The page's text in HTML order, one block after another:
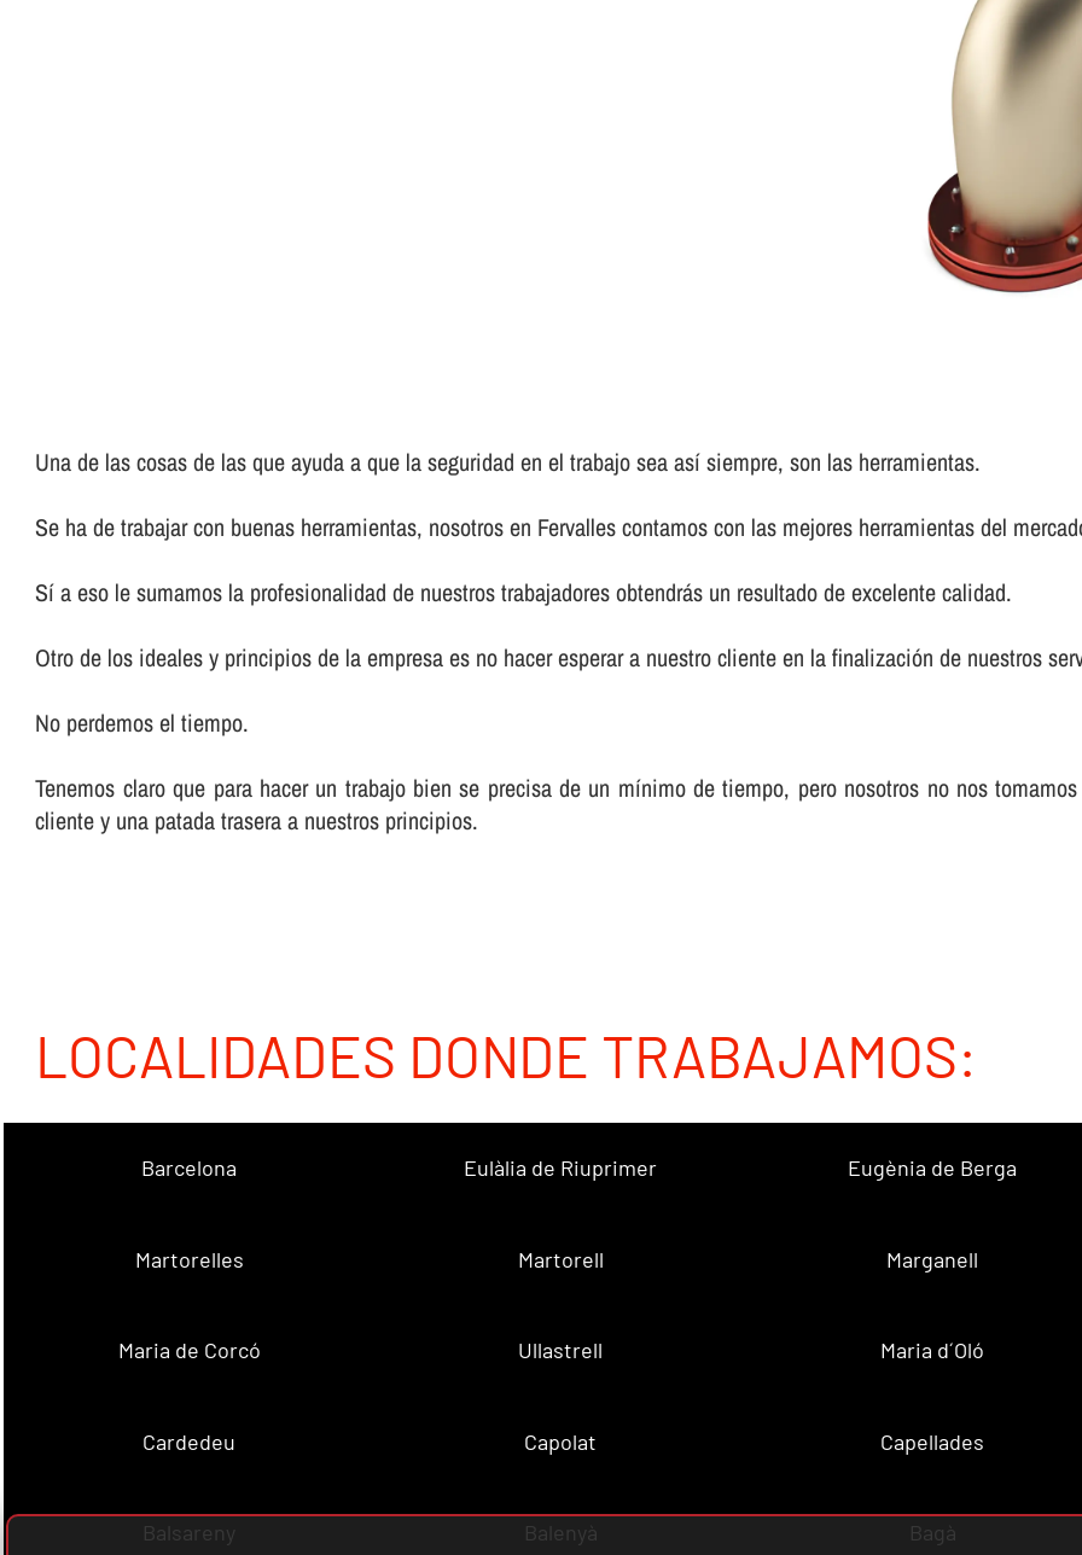
Una de las cosas de las que ayuda a que la seguridad en el trabajo sea así­ siempre, son las herramientas.
Se ha de trabajar con buenas herramientas, nosotros en Fervalles contamos con las mejores herramientas del
Sí­ a eso le sumamos la profesionalidad de nuestros trabajadores obtendrás un resultado de excelente calidad.
Otro de los ideales y principios de la empresa es no hacer esperar a nuestro cliente en la finalización de nuestros
No perdemos el tiempo.
Tenemos claro que para hacer un trabajo bien se precisa de un mí­nimo de tiempo, pero nosotros no nos
cliente y una patada trasera a nuestros principios.
LOCALIDADES DONDE TRABAJAMOS:
Barcelona Eulàlia de Riuprimer Eugènia de Berga
Martorelles Martorell Marganell
Maria de Corcó Ullastrell Maria d´Oló
Cardedeu Capolat Capellades
Balsareny Balenyà Bagà